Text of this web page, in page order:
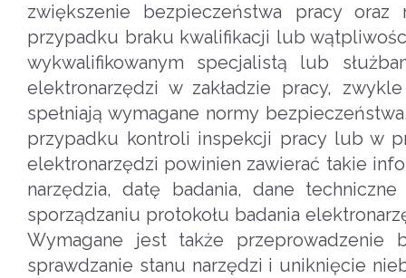
zwiększenie bezpieczeństwa pracy
przypadku braku kwalifikacji lub
wykwalifikowanym specjalistą lub
elektronarzędzi w zakładzie pracy,
spełniają wymagane normy
przypadku kontroli inspekcji pracy lub w
elektronarzędzi powinien zawierać takie
narzędzia, datę badania, dane
sporządzaniu protokołu badania
Wymagane jest także przeprowadzenie
sprawdzanie stanu narzędzi i uniknięcie